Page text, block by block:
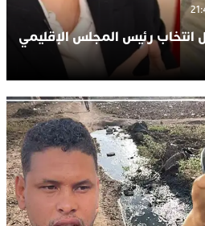
رئيس المجلس الإقليمي